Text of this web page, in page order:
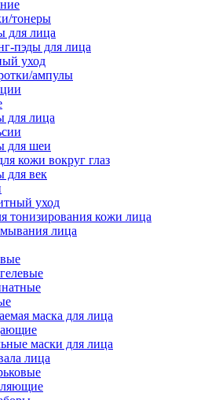
тонеры
для лица
пэды для лица
уход
ампулы
для лица
для шеи
кожи вокруг глаз
для век
уход
тонизирования кожи лица
лица
маска для лица
маски для лица
лица